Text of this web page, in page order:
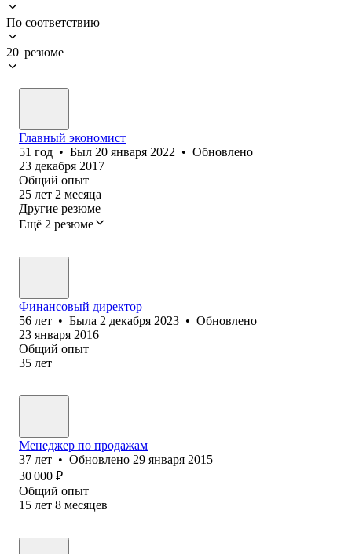
По соответствию
20 резюме
Главный экономист
51 год • Был 20 января 2022 • Обновлено
23 декабря 2017
Общий опыт
25 лет 2 месяца
Другие резюме
Ещё 2 резюме
Финансовый директор
56 лет • Была 2 декабря 2023 • Обновлено
23 января 2016
Общий опыт
35 лет
Менеджер по продажам
37 лет • Обновлено 29 января 2015
30 000 ₽
Общий опыт
15 лет 8 месяцев